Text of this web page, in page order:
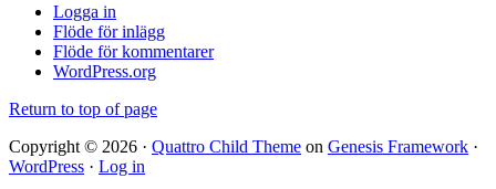
Logga in
Flöde för inlägg
Flöde för kommentarer
WordPress.org
Return to top of page
Copyright © 2026 · Quattro Child Theme on Genesis Framework ·
WordPress · Log in